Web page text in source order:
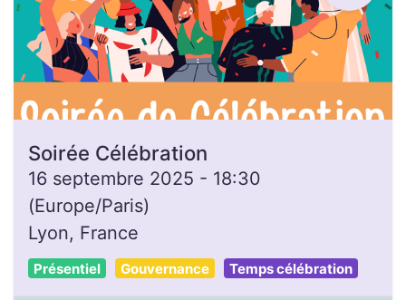
Soirée Célébration
16 septembre 2025 - 18:30
(Europe/Paris)
Lyon, France
Présentiel Gouvernance Temps célébration